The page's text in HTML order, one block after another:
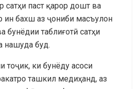
сатҳи паст қарор дошт ва
ин бахш аз ҷониби масъулон
бунёдии таблиғотӣ сатҳи
нашуда буд.
тоҷик, ки бунёду асоси
ташкил медиҳанд, аз